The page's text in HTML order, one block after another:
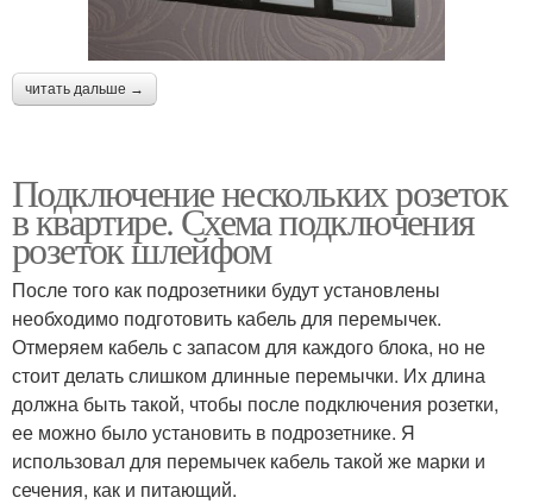
читать дальше →
Подключение нескольких розеток
в квартире. Схема подключения
розеток шлейфом
После того как подрозетники будут установлены
необходимо подготовить кабель для перемычек.
Отмеряем кабель с запасом для каждого блока, но не
стоит делать слишком длинные перемычки. Их длина
должна быть такой, чтобы после подключения розетки,
ее можно было установить в подрозетнике. Я
использовал для перемычек кабель такой же марки и
сечения, как и питающий.